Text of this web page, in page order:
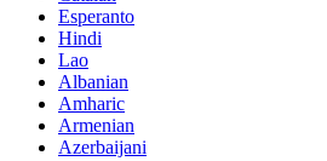
Esperanto
Hindi
Lao
Albanian
Amharic
Armenian
Azerbaijani